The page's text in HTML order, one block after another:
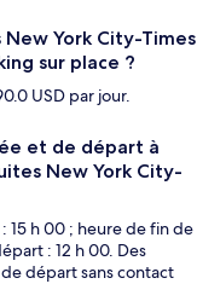
York City-Times
sur place ?
USD par jour.
et de départ à
New York City-
h 00 ; heure de fin de
: 12 h 00. Des
départ sans contact